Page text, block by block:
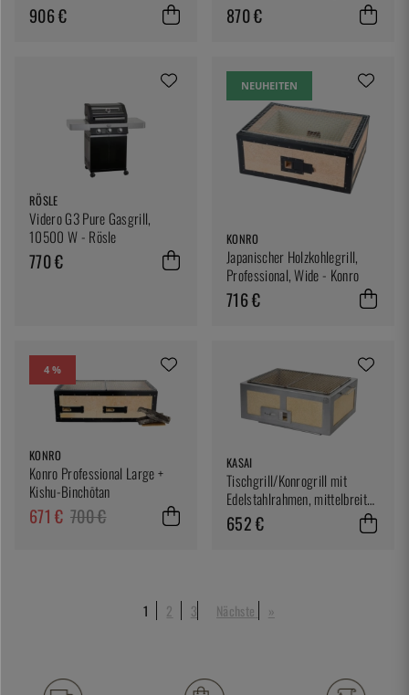
906 €
26 cm - Kasai
870 €
RÖSLE
Videro G3 Pure Gasgrill,
10500 W - Rösle
770 €
NEUHEITEN
KONRO
Japanischer Holzkohlegrill,
Professional, Wide - Konro
716 €
4 %
KONRO
Konro Professional Large +
Kishu-Binchōtan
671 € 700 €
KASAI
Tischgrill/Konrogrill mit
Edelstahlrahmen, mittelbreit
46 x 36 cm - Kasai
652 €
1 2 3 Nächste »